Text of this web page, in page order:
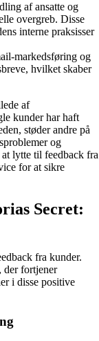
af ansatte og
overgreb. Disse
interne praksisser
markedsføring og
hvilket skaber
af
kunder har haft
støder andre på
og
lytte til feedback fra
for at sikre
Secret:
fra kunder.
der fortjener
i disse positive